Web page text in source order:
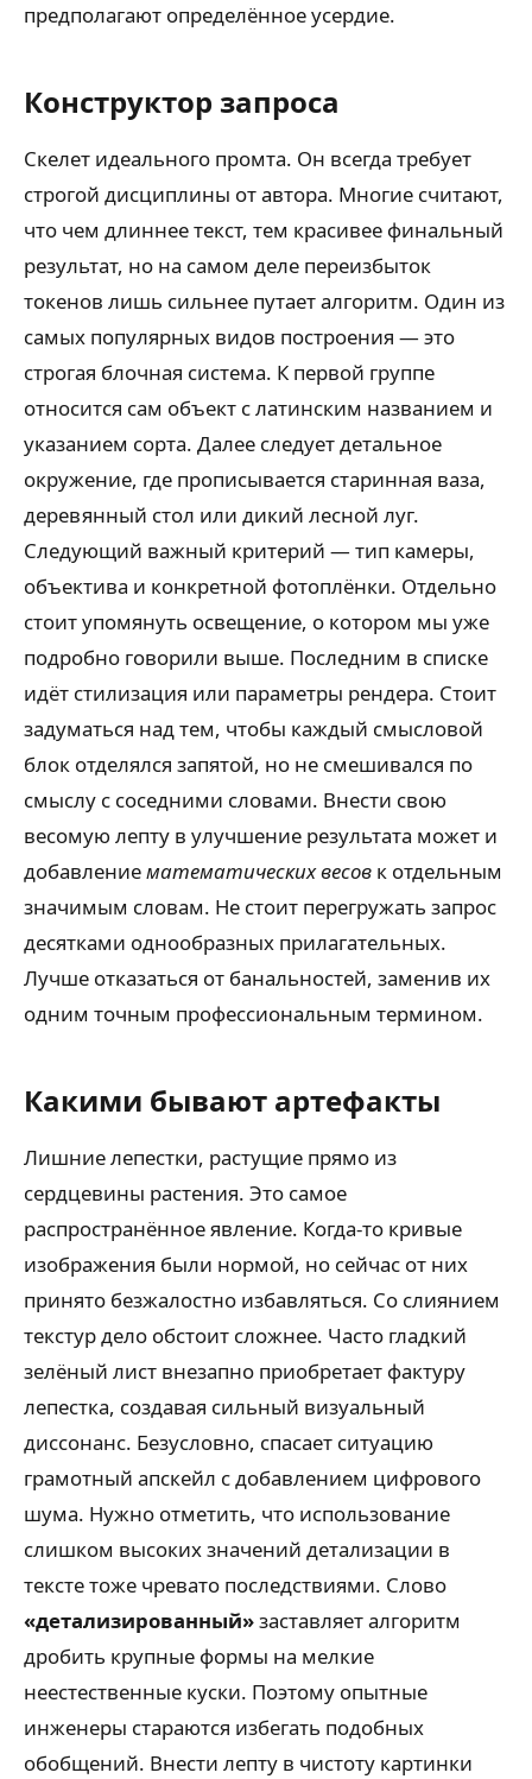
предполагают определённое усердие.
Конструктор запроса
Скелет идеального промта. Он всегда требует
строгой дисциплины от автора. Многие считают,
что чем длиннее текст, тем красивее финальный
результат, но на самом деле переизбыток
токенов лишь сильнее путает алгоритм. Один из
самых популярных видов построения — это
строгая блочная система. К первой группе
относится сам объект с латинским названием и
указанием сорта. Далее следует детальное
окружение, где прописывается старинная ваза,
деревянный стол или дикий лесной луг.
Следующий важный критерий — тип камеры,
объектива и конкретной фотоплёнки. Отдельно
стоит упомянуть освещение, о котором мы уже
подробно говорили выше. Последним в списке
идёт стилизация или параметры рендера. Стоит
задуматься над тем, чтобы каждый смысловой
блок отделялся запятой, но не смешивался по
смыслу с соседними словами. Внести свою
весомую лепту в улучшение результата может и
добавлениематематических весов к отдельным
значимым словам. Не стоит перегружать запрос
десятками однообразных прилагательных.
Лучше отказаться от банальностей, заменив их
одним точным профессиональным термином.
Какими бывают артефакты
Лишние лепестки, растущие прямо из
сердцевины растения. Это самое
распространённое явление. Когда-то кривые
изображения были нормой, но сейчас от них
принято безжалостно избавляться. Со слиянием
текстур дело обстоит сложнее. Часто гладкий
зелёный лист внезапно приобретает фактуру
лепестка, создавая сильный визуальный
диссонанс. Безусловно, спасает ситуацию
грамотный апскейл с добавлением цифрового
шума. Нужно отметить, что использование
слишком высоких значений детализации в
тексте тоже чревато последствиями. Слово
«детализированный»заставляет алгоритм
дробить крупные формы на мелкие
неестественные куски. Поэтому опытные
инженеры стараются избегать подобных
обобщений. Внести лепту в чистоту картинки